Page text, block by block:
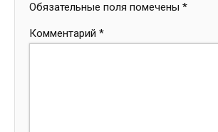
Обязательные поля помечены *
Комментарий *